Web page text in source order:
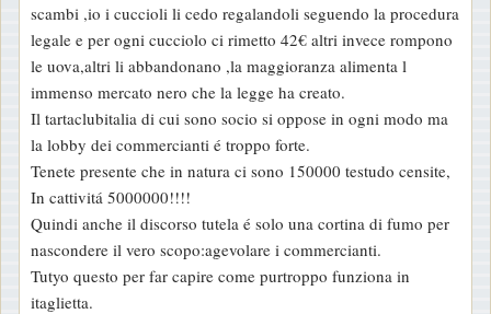
scambi ,io i cuccioli li cedo regalandoli seguendo la procedura
legale e per ogni cucciolo ci rimetto 42€ altri invece rompono
le uova,altri li abbandonano ,la maggioranza alimenta l
immenso mercato nero che la legge ha creato.
Il tartaclubitalia di cui sono socio si oppose in ogni modo ma
la lobby dei commercianti é troppo forte.
Tenete presente che in natura ci sono 150000 testudo censite,
In cattivitá 5000000!!!!
Quindi anche il discorso tutela é solo una cortina di fumo per
nascondere il vero scopo:agevolare i commercianti.
Tutyo questo per far capire come purtroppo funziona in
itaglietta.